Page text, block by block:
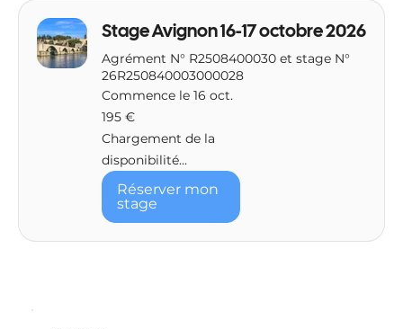
Stage Avignon 16-17 octobre 2026
Agrément N° R2508400030 et stage N°
26R250840003000028
Commence le 16 oct.
195
euros
195 €
Chargement de la
disponibilité...
Réserver mon
stage